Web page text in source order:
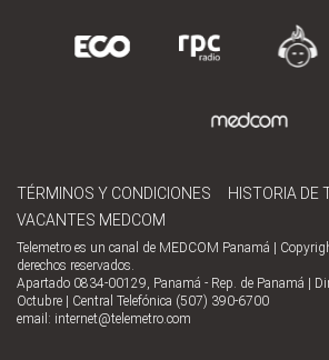
TÉRMINOS Y CONDICIONES
HISTORIA DE
VACANTES MEDCOM
Telemetro es un canal de MEDCOM Panamá |
derechos reservados.
Apartado 0834-00129, Panamá - Rep. de Panamá |
Octubre | Central Telefónica (507) 390-6700
email: internet@telemetro.com